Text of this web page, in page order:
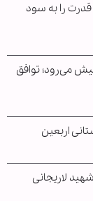
را به سود
می‌رود؛ توافق
اربعین
لاریجانی